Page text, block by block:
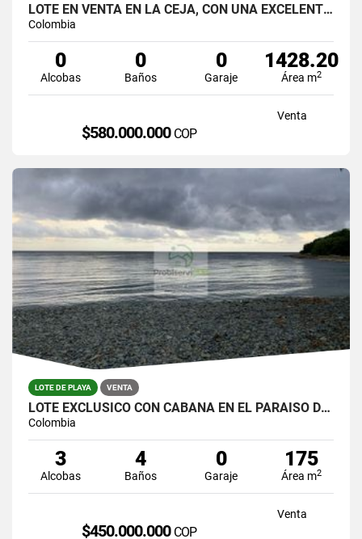
LOTE EN VENTA EN LA CEJA, CON UNA EXCELENTE VISTA.
Colombia
0
Alcobas
0
Baños
0
Garaje
1428.20
Área m2
Venta
$580.000.000 COP
LOTE DE PLAYA VENTA
LOTE EXCLUSICO CON CABAÑA EN EL PARAISO DE CAPURGANÁ
Colombia
3
Alcobas
4
Baños
0
Garaje
175
Área m2
Venta
$450.000.000 COP